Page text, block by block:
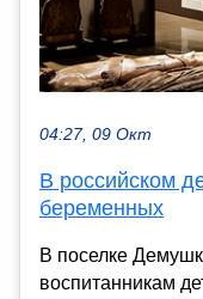
04:27, 09 Окт
В российском
беременных
В поселке
воспитанникам